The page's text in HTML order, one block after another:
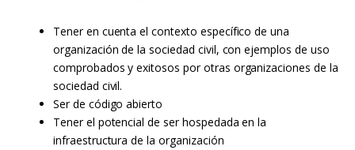
Tener en cuenta el contexto específico de una
organización de la sociedad civil, con ejemplos de uso
comprobados y exitosos por otras organizaciones de la
sociedad civil.
Ser de código abierto
Tener el potencial de ser hospedada en la
infraestructura de la organización